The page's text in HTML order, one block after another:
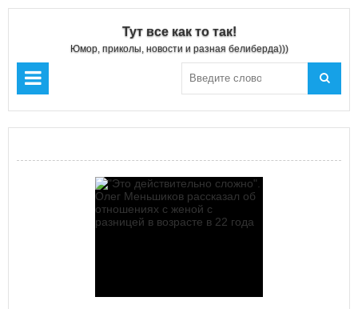
Тут все как то так!
Юмор, приколы, новости и разная белиберда)))